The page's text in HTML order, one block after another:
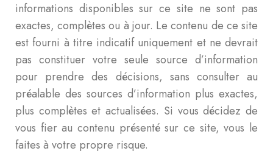
informations disponibles sur ce site ne sont pas
exactes, complètes ou à jour. Le contenu de ce site
est fourni à titre indicatif uniquement et ne devrait
pas constituer votre seule source d’information
pour prendre des décisions, sans consulter au
préalable des sources d’information plus exactes,
plus complètes et actualisées. Si vous décidez de
vous fier au contenu présenté sur ce site, vous le
faites à votre propre risque.